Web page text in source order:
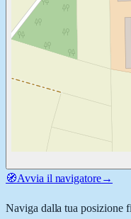
🧭Avvia il navigatore→
Naviga dalla tua posizione